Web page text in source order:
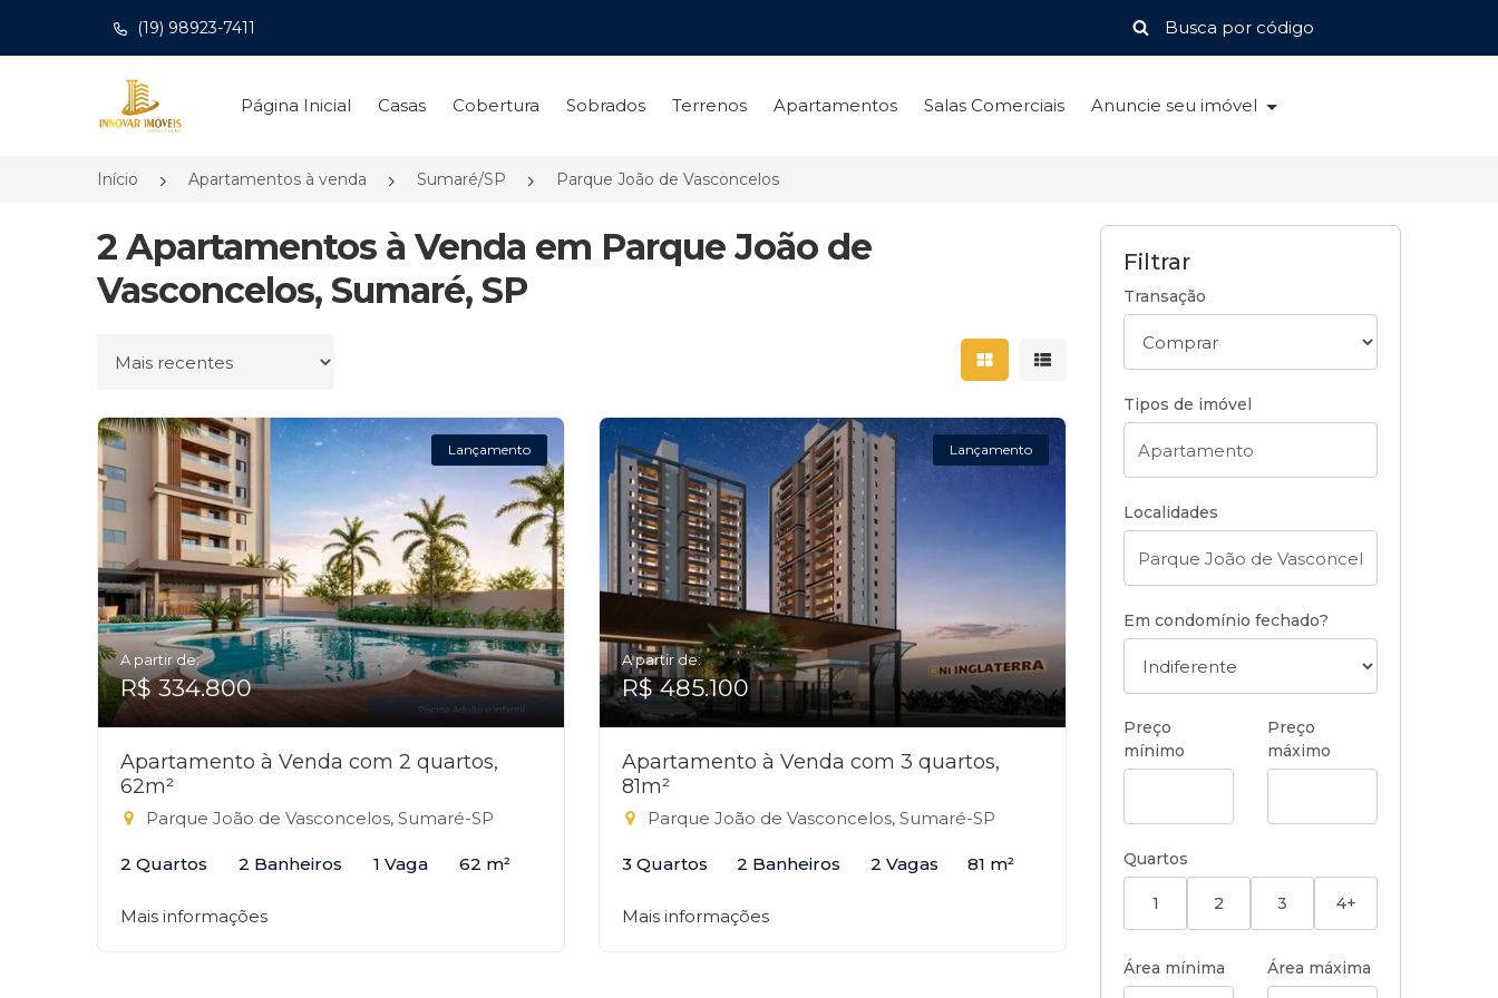
(19) 98923-7411
Página inicial
Página Inicial Casas Cobertura Sobrados Terrenos Apartamentos Salas Comerciais Anuncie seu imóvel
Início Apartamentos à venda Sumaré/SP Parque João de Vasconcelos
2 Apartamentos à Venda em Parque João de
Vasconcelos, Sumaré, SP
Ordenar por Mostrar resultados em grade
Mostrar resultados em lista
Lançamento
A partir de:
R$ 334.800
Apartamento à Venda com 2 quartos,
62m²
Parque João de Vasconcelos, Sumaré-SP
2 Quartos 2 Banheiros 1 Vaga 62 m²
Mais informações
Lançamento
A partir de:
R$ 485.100
Apartamento à Venda com 3 quartos,
81m²
Parque João de Vasconcelos, Sumaré-SP
3 Quartos 2 Banheiros 2 Vagas 81 m²
Mais informações
Filtrar
Transação
Tipos de imóvel
Localidades
Em condomínio fechado?
Preço
mínimo
Preço
máximo
Quartos
1 2 3 4+
Área mínima Área máxima